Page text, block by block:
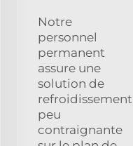
Notre
personnel
permanent
assure une
solution de
refroidissement
peu
contraignante